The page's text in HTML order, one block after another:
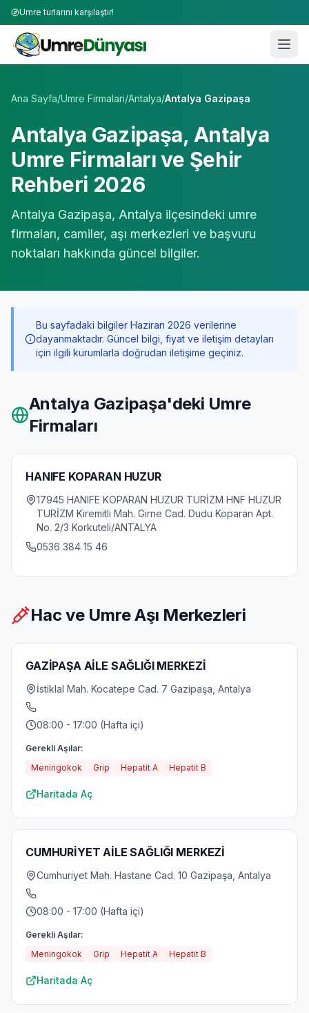
Umre turlarını karşılaştır!
Ana Sayfa/Umre Firmalari/Antalya/Antalya Gazipaşa
Antalya Gazipaşa, Antalya
Umre Firmaları ve Şehir
Rehberi 2026
Antalya Gazipaşa, Antalya ilçesindeki umre
firmaları, camiler, aşı merkezleri ve başvuru
noktaları hakkında güncel bilgiler.
Bu sayfadaki bilgiler Haziran 2026 verilerine
dayanmaktadır. Güncel bilgi, fiyat ve iletişim detayları
için ilgili kurumlarla doğrudan iletişime geçiniz.
Antalya Gazipaşa'deki Umre
Firmaları
HANIFE KOPARAN HUZUR
17945 HANIFE KOPARAN HUZUR TURİZM HNF HUZUR
TURİZM Kiremitli Mah. Girne Cad. Dudu Koparan Apt.
No. 2/3 Korkuteli/ANTALYA
0536 384 15 46
Hac ve Umre Aşı Merkezleri
GAZİPAŞA AİLE SAĞLIĞI MERKEZİ
İstiklal Mah. Kocatepe Cad. 7 Gazipaşa, Antalya
08:00 - 17:00 (Hafta içi)
Gerekli Aşılar:
Meningokok
Grip Hepatit A Hepatit B
Haritada Aç
CUMHURİYET AİLE SAĞLIĞI MERKEZİ
Cumhuriyet Mah. Hastane Cad. 10 Gazipaşa, Antalya
08:00 - 17:00 (Hafta içi)
Gerekli Aşılar:
Meningokok
Grip Hepatit A Hepatit B
Haritada Aç